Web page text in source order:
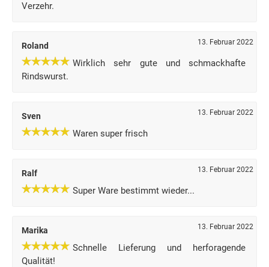
Verzehr.
Roland 13. Februar 2022
Wirklich sehr gute und schmackhafte
Rindswurst.
Sven 13. Februar 2022
Waren super frisch
Ralf 13. Februar 2022
Super Ware bestimmt wieder...
Marika 13. Februar 2022
Schnelle Lieferung und herforagende
Qualität!